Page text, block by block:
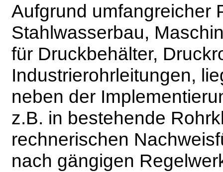
Aufgrund umfangreicher
Stahlwasserbau,
für Druckbehälter,
Industrierohrleitungen,
neben der
z.B. in bestehende
rechnerischen
nach gängigen